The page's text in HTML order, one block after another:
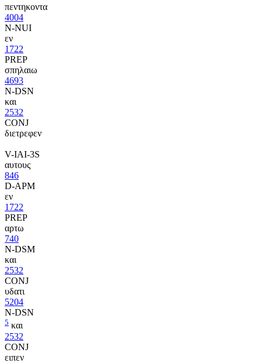
πεντηκοντα
4004
N-NUI
εν
1722
PREP
σπηλαιω
4693
N-DSN
και
2532
CONJ
διετρεφεν
V-IAI-3S
αυτους
846
D-APM
εν
1722
PREP
αρτω
740
N-DSM
και
2532
CONJ
υδατι
5204
N-DSN
5 και
2532
CONJ
ειπεν